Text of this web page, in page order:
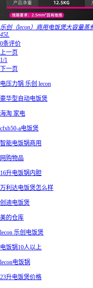
乐创（lecon）商用电饭煲大容量
45L
0条评价
上一页
1/1
下一页
电压力锅 乐创 lecon
豪华型自动电饭煲
海淘 家电
cfxb50-a电饭煲
智能电饭锅商用
网购物品
16升电饭锅内胆
万利达电饭煲怎么样
创迪电饭煲
美的仓库
lecon 乐创电饭煲
电饭锅10人以上
lecon电饭锅
23升电饭煲价格